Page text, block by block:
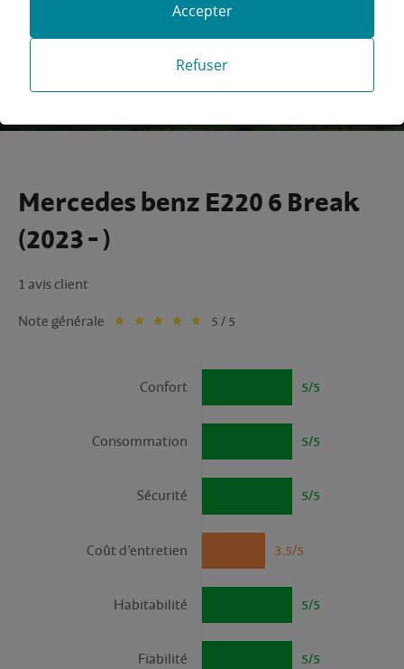
Mercedes benz E220 6 Break
(2023 - )
1 avis client
Note générale 5 / 5
5/5
Confort
5/5
Consommation
5/5
Sécurité
3.5/5
Coût d’entretien
5/5
Habitabilité
5/5
Fiabilité
Refuser
Accepter